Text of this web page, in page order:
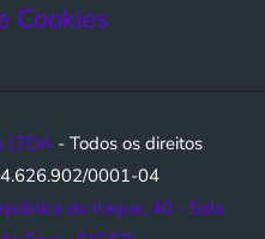
Cookies
LTDA - Todos os direitos
0001-04
do Iraque, 40 - Sala